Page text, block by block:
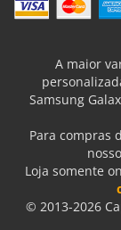
A maior
Samsung
Para compras
Loja somente
© 2013-2026